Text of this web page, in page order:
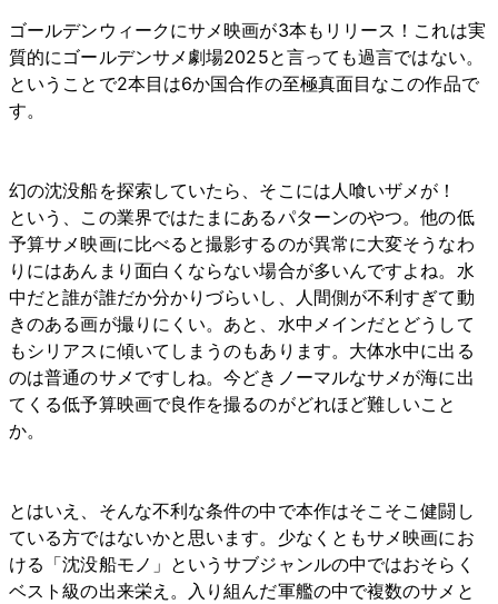
ゴールデンウィークにサメ映画が3本もリリース！これは実
質的にゴールデンサメ劇場2025と言っても過言ではない。
ということで2本目は6か国合作の至極真面目なこの作品で
す。
幻の沈没船を探索していたら、そこには人喰いザメが！
という、この業界ではたまにあるパターンのやつ。他の低
予算サメ映画に比べると撮影するのが異常に大変そうなわ
りにはあんまり面白くならない場合が多いんですよね。水
中だと誰が誰だか分かりづらいし、人間側が不利すぎて動
きのある画が撮りにくい。あと、水中メインだとどうして
もシリアスに傾いてしまうのもあります。大体水中に出る
のは普通のサメですしね。今どきノーマルなサメが海に出
てくる低予算映画で良作を撮るのがどれほど難しいこと
か。
とはいえ、そんな不利な条件の中で本作はそこそこ健闘し
ている方ではないかと思います。少なくともサメ映画にお
ける「沈没船モノ」というサブジャンルの中ではおそらく
ベスト級の出来栄え。入り組んだ軍艦の中で複数のサメと